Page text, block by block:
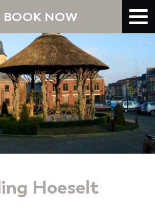
BOOK NOW
Hoeselt